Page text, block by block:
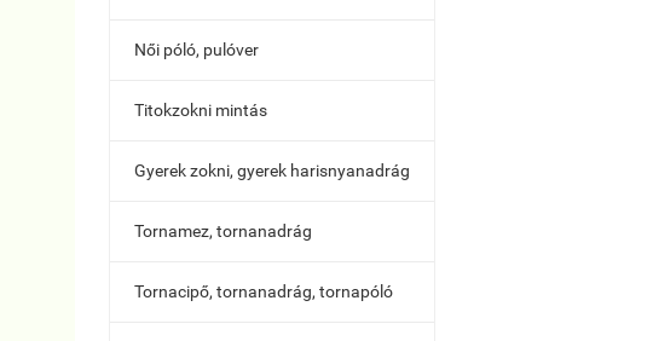
Női póló, pulóver
Titokzokni mintás
Gyerek zokni, gyerek harisnyanadrág
Tornamez, tornanadrág
Tornacipő, tornanadrág, tornapóló